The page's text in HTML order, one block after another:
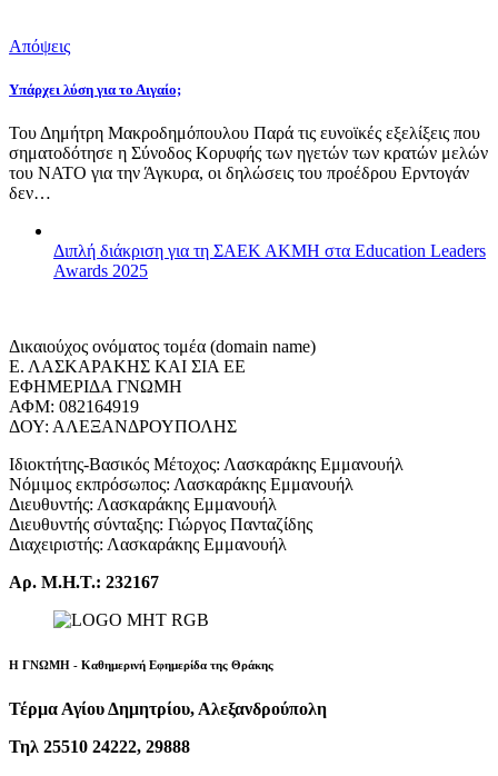
Απόψεις
Υπάρχει λύση για το Αιγαίο;
Του Δημήτρη Μακροδημόπουλου Παρά τις ευνοϊκές εξελίξεις που
σηματοδότησε η Σύνοδος Κορυφής των ηγετών των κρατών μελών
του ΝΑΤΟ για την Άγκυρα, οι δηλώσεις του προέδρου Ερντογάν
δεν…
Διπλή διάκριση για τη ΣΑΕΚ ΑΚΜΗ στα Education Leaders
Awards 2025
Δικαιούχος ονόματος τομέα (domain name)
Ε. ΛΑΣΚΑΡΑΚΗΣ ΚΑΙ ΣΙΑ ΕΕ
ΕΦΗΜΕΡΙΔΑ ΓΝΩΜΗ
ΑΦΜ: 082164919
ΔΟΥ: ΑΛΕΞΑΝΔΡΟΥΠΟΛΗΣ
Ιδιοκτήτης-Βασικός Μέτοχος: Λασκαράκης Εμμανουήλ
Νόμιμος εκπρόσωπος: Λασκαράκης Εμμανουήλ
Διευθυντής: Λασκαράκης Εμμανουήλ
Διευθυντής σύνταξης: Γιώργος Πανταζίδης
Διαχειριστής: Λασκαράκης Εμμανουήλ
Αρ. Μ.Η.Τ.: 232167
Η ΓΝΩΜΗ - Καθημερινή Εφημερίδα της Θράκης
Τέρμα Αγίου Δημητρίου, Αλεξανδρούπολη
Τηλ 25510 24222, 29888